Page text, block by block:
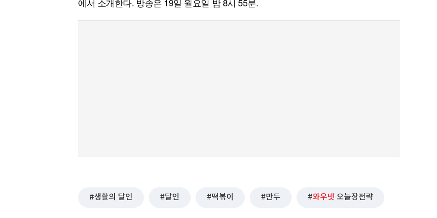
생활의 달인 달인 떡볶이 만두 와우넷 오늘장전략